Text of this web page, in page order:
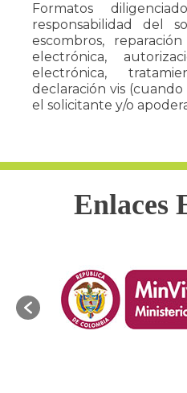
Formatos
responsabilidad del
escombros,
electrónica,
electrónica,
declaración vis
el solicitante y/o
Enlaces